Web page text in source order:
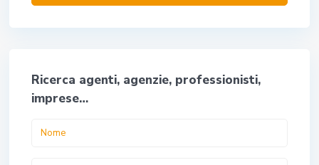
Ricerca agenti, agenzie, professionisti,
imprese…